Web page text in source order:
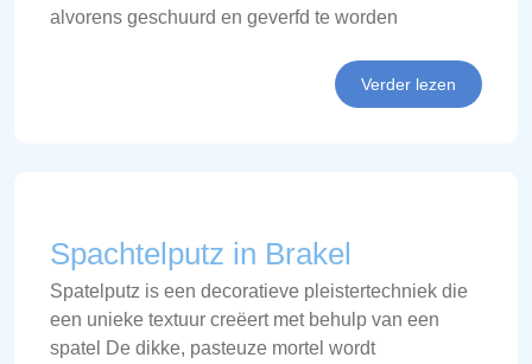
alvorens geschuurd en geverfd te worden
Verder lezen
Spachtelputz in Brakel
Spatelputz is een decoratieve pleistertechniek die
een unieke textuur creëert met behulp van een
spatel De dikke, pasteuze mortel wordt